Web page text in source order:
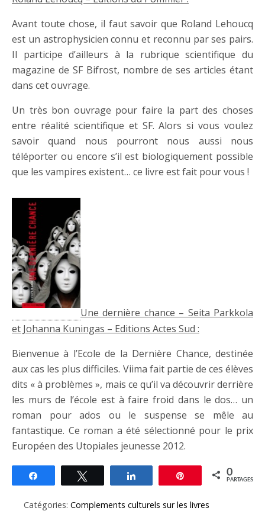
Avant toute chose, il faut savoir que Roland Lehoucq
est un astrophysicien connu et reconnu par ses pairs.
Il participe d’ailleurs à la rubrique scientifique du
magazine de SF Bifrost, nombre de ses articles étant
dans cet ouvrage.
Un très bon ouvrage pour faire la part des choses
entre réalité scientifique et SF. Alors si vous voulez
savoir quand nous pourront nous aussi nous
téléporter ou encore s’il est biologiquement possible
que les vampires existent… ce livre est fait pour vous !
Une dernière chance – Seita Parkkola
et Johanna Kuningas – Editions Actes Sud :
Bienvenue à l’Ecole de la Dernière Chance, destinée
aux cas les plus difficiles. Viima fait partie de ces élèves
dits « à problèmes », mais ce qu’il va découvrir derrière
les murs de l’école est à faire froid dans le dos… un
roman pour ados ou le suspense se mêle au
fantastique. Ce roman a été sélectionné pour le prix
Européen des Utopiales jeunesse 2012.
Épingle 0
PARTAGES
Catégories: Complements culturels sur les livres